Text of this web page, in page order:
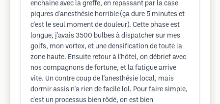
enchaine avec la greffe, en repassant par la case
piqures d'anesthésie horrible (ça dure 5 minutes et
c'est le seul moment de douleur). Cette phase est
longue, j'avais 3500 bulbes à dispatcher sur mes
golfs, mon vortex, et une densification de toute la
zone haute. Ensuite retour à l'hôtel, on débrief avec
nos compagnons de fortune, et la fatigue arrive
vite. Un contre coup de l'anesthésie local, mais
dormir assis n'a rien de facile lol. Pour faire simple,
c'est un processus bien rôdé, on est bien